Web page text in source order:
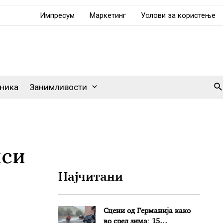
Импресум Маркетинг Услови за користење
Занимливости
Најчитани
Сцени од Германија како
во сред зима: 15